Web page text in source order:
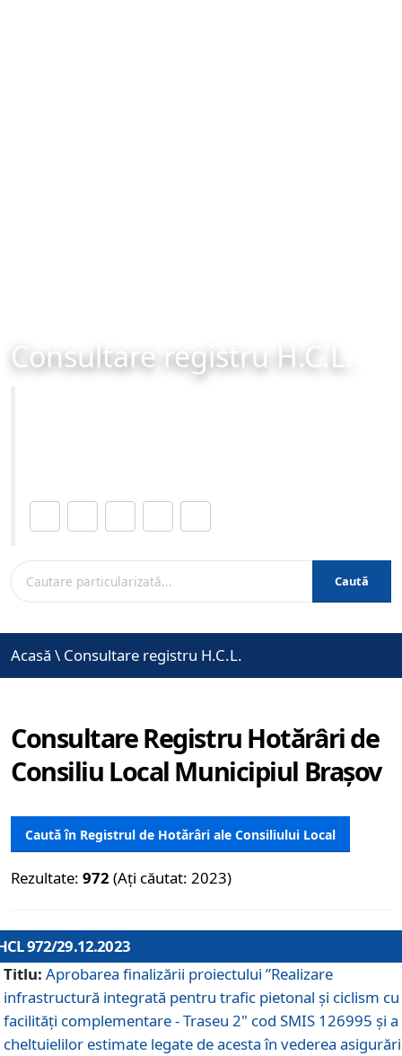
Consultare registru H.C.L.
Caută
Acasă \ Consultare registru H.C.L.
Consultare Registru Hotărâri de
Consiliu Local Municipiul Brașov
Caută în Registrul de Hotărâri ale Consiliului Local
Rezultate: 972 (Ați căutat: 2023)
972/29.12.2023
Titlu: Aprobarea finalizării proiectului ”Realizare
infrastructură integrată pentru trafic pietonal și ciclism cu
facilități complementare - Traseu 2" cod SMIS 126995 și a
cheltuielilor estimate legate de acesta în vederea